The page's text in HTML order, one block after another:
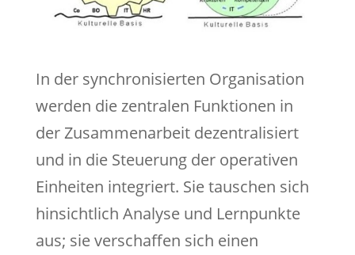
In der synchronisierten Organisation
werden die zentralen Funktionen in
der Zusammenarbeit dezentralisiert
und in die Steuerung der operativen
Einheiten integriert. Sie tauschen sich
hinsichtlich Analyse und Lernpunkte
aus; sie verschaffen sich einen